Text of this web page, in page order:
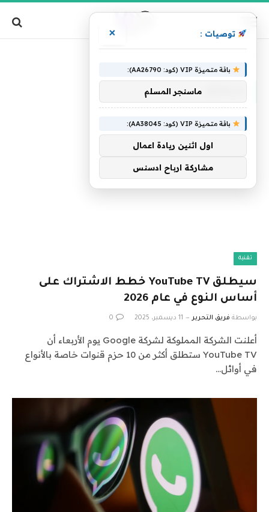
تقنية
سيطلق YouTube TV خطط الاشتراك على
أساس النوع في عام 2026
بواسطة فريق التحرير 11 ديسمبر، 2025 0
أعلنت الشركة المملوكة لشركة Google يوم الأربعاء أن
YouTube TV ستطلق أكثر من 10 حزم قنوات خاصة بالأنواع
في أوائل…
توصيات : ×
باقة متميزة VIP (كود: AA26790):
ماسنجر المسلم
باقة متميزة VIP (كود: AA38045):
اول اثنين ريادة اعمال
مشاركة ارباح ادسنس